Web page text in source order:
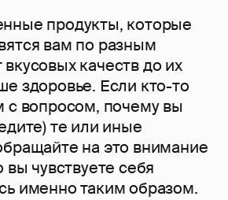
продукты, которые
вам по разным
качеств до их
здоровье. Если кто-то
с вопросом, почему вы
те или иные
на это внимание
вы чувствуете себя
именно таким образом.